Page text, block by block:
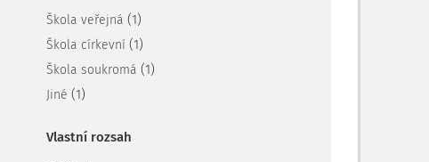
Škola veřejná (1)
Škola církevní (1)
Škola soukromá (1)
Jiné (1)
Vlastní rozsah